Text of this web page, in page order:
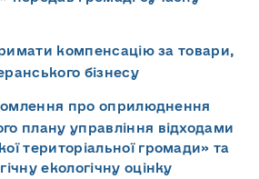
компенсацію за товари,
бізнесу
про оприлюднення
плану управління відходами
територіальної громади» та
екологічну оцінку